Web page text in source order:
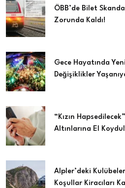
ÖBB’de Bilet
Zorunda Kaldı!
Gece Hayatında
Değişiklikler
“Kızın
Altınlarına El
Alpler’deki
Koşullar Kiracıları